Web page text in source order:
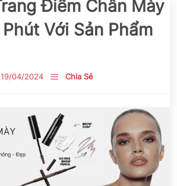
Điểm Chân Mày
Với Sản Phẩm
19/04/2024 Chia Sẻ